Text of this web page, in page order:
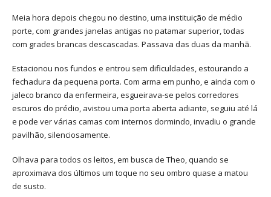
Meia hora depois chegou no destino, uma instituição de médio
porte, com grandes janelas antigas no patamar superior, todas
com grades brancas descascadas. Passava das duas da manhã.
Estacionou nos fundos e entrou sem dificuldades, estourando a
fechadura da pequena porta. Com arma em punho, e ainda com o
jaleco branco da enfermeira, esgueirava-se pelos corredores
escuros do prédio, avistou uma porta aberta adiante, seguiu até lá
e pode ver várias camas com internos dormindo, invadiu o grande
pavilhão, silenciosamente.
Olhava para todos os leitos, em busca de Theo, quando se
aproximava dos últimos um toque no seu ombro quase a matou
de susto.